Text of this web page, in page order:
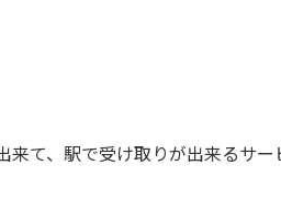
て、駅で受け取りが出来るサー